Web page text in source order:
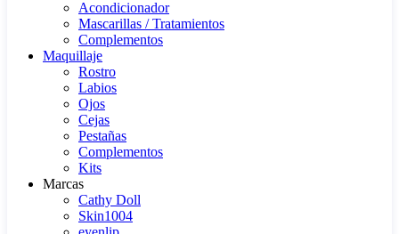
Acondicionador
Mascarillas / Tratamientos
Complementos
Maquillaje
Rostro
Labios
Ojos
Cejas
Pestañas
Complementos
Kits
Marcas
Cathy Doll
Skin1004